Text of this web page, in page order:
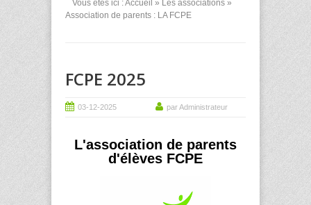
Vous êtes ici :Accueil » Les associations »
Association de parents : LA FCPE
FCPE 2025
03-12-2025 par Administrateur
L'association de parents
d'élèves FCPE